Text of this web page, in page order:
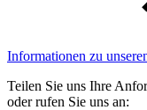
Informationen zu
Teilen Sie uns Ihre
oder rufen Sie uns an: